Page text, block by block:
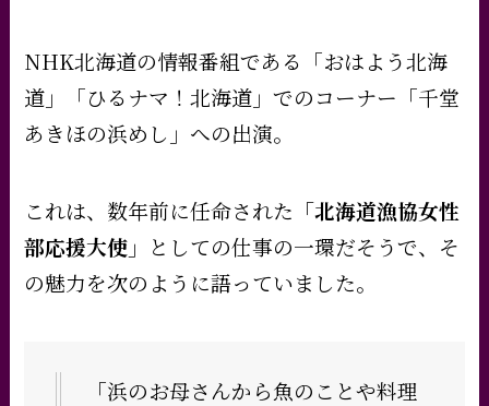
NHK北海道の情報番組である「おはよう北海
道」「ひるナマ！北海道」でのコーナー「千堂
あきほの浜めし」への出演。
これは、数年前に任命された 「北海道漁協女性
部応援大使」 としての仕事の一環だそうで、そ
の魅力を次のように語っていました。
「浜のお母さんから魚のことや料理